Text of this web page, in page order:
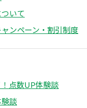
いて
ンペーン・割引制度
点数UP体験談
談